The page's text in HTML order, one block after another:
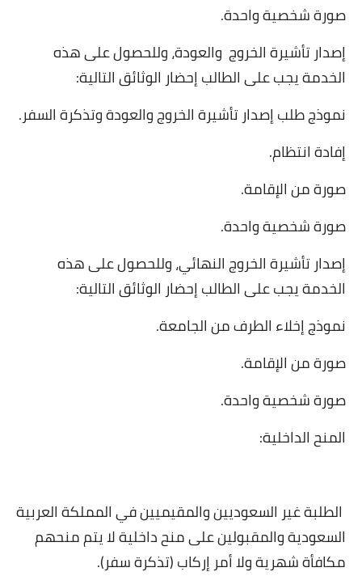
صورة شخصية واحدة.
إصدار تأشيرة الخروج والعودة، وللحصول على هذه
الخدمة يجب على الطالب إحضار الوثائق التالية:
نموذج طلب إصدار تأشيرة الخروج والعودة وتذكرة السفر.
إفادة انتظام.
صورة من الإقامة.
صورة شخصية واحدة.
إصدار تأشيرة الخروج النهائي، وللحصول على هذه
الخدمة يجب على الطالب إحضار الوثائق التالية:
نموذج إخلاء الطرف من الجامعة.
صورة من الإقامة.
صورة شخصية واحدة.
المنح الداخلية:
الطلبة غير السعوديين والمقيميين في المملكة العربية
السعودية والمقبولين على منح داخلية لا يتم منحهم
مكافأة شهرية ولا أمر إركاب (تذكرة سفر).